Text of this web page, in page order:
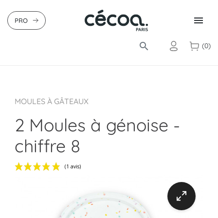

PRO
search (0)
MOULES À GÂTEAUX
2 Moules à génoise -
chiffre 8
(1 avis)